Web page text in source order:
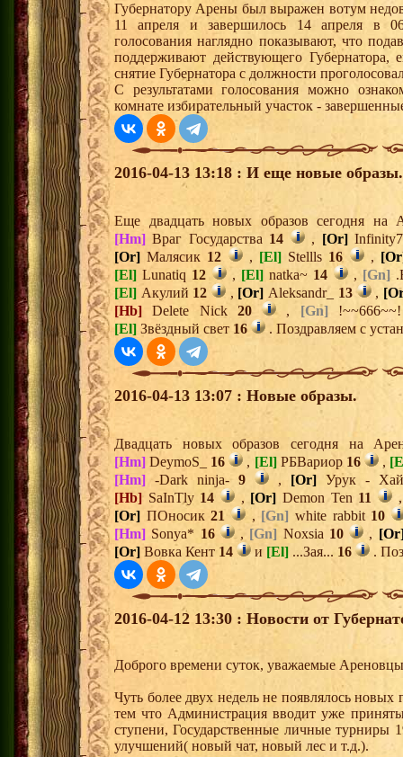
Губернатору Арены был выражен вотум
11 апреля и завершилось 14 апреля в
голосования наглядно показывают, что
поддерживают действующего Губернатора,
снятие Губернатора с должности
С результатами голосования можно
комнате избирательный участок -
2016-04-13 13:18 : И еще новые образы.
Еще двадцать новых образов сегодня
[Hm] Враг Государства 14 , [Or]
[Or] Малясик 12 , [El] Stellls 16 ,
[El] Lunatiq 12 , [El] natka~ 14 , [Gn]
[El] Акулий 12 , [Or] Aleksandr_ 13 ,
[Hb] Delete Nick 20 , [Gn]
[El] Звёздный свет 16 . Поздравляем с
2016-04-13 13:07 : Новые образы.
Двадцать новых образов сегодня на
[Hm] DeymoS_ 16 , [El]РБВариор 16 ,
[Hm] -Dark ninja- 9 , [Or] Урук -
[Hb] SaInTly 14 , [Or] Demon Ten 11
[Or] ПОносик21 , [Gn] white rabbit 10
[Hm] Sonya* 16 , [Gn] Noxsia 10 ,
[Or] Вовка Кент 14 и [El] ...Зая... 16 .
2016-04-12 13:30 : Новости от
Доброго времени суток, уважаемые
Чуть более двух недель не появлялось
тем что Администрация вводит уже
ступени, Государственные личные турниры
улучшений( новый чат, новый лес и т.д.).